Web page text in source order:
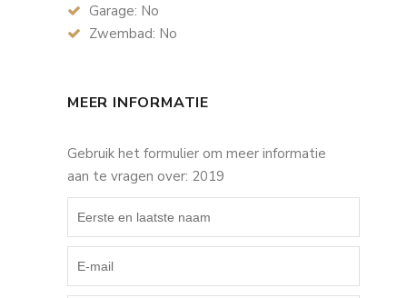
Garage: No
Zwembad: No
MEER INFORMATIE
Gebruik het formulier om meer informatie
aan te vragen over: 2019